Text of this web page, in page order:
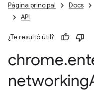
Página principal Docs
API
¿Te resultó útil?
chrome.
networking